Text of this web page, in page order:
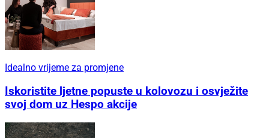
Idealno vrijeme za promjene
Iskoristite ljetne popuste u kolovozu i osvježite
svoj dom uz Hespo akcije